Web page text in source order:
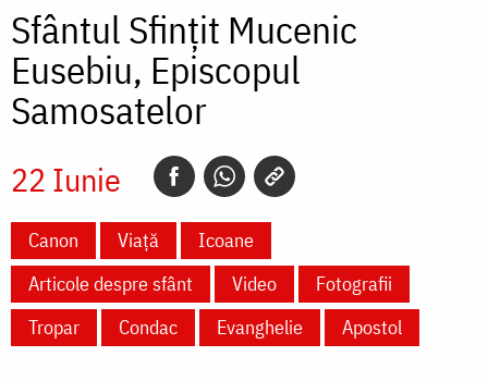
Sfântul Sfințit Mucenic
Eusebiu, Episcopul
Samosatelor
22 Iunie
Canon Viață
Icoane
Articole despre sfânt
Video
Fotografii
Tropar
Condac Evanghelie Apostol